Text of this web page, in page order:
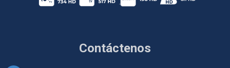
Contáctenos